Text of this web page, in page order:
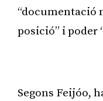
“documentació
posició” i poder
Segons Feijóo,